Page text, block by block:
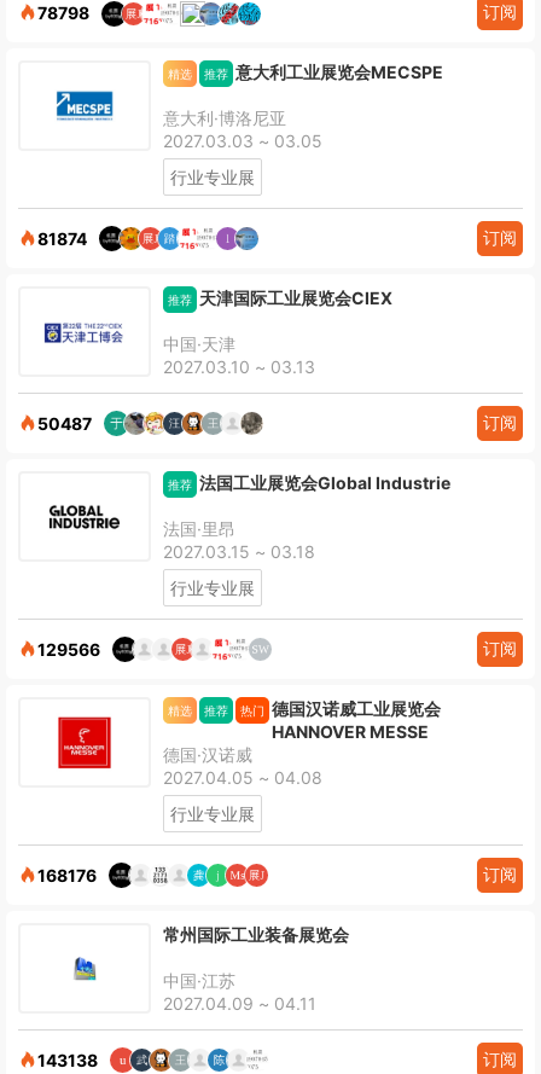
78798 订阅
精选 推荐 意大利工业展览会MECSPE
意大利·博洛尼亚
2027.03.03 ~ 03.05
行业专业展
81874 订阅
推荐 天津国际工业展览会CIEX
中国·天津
2027.03.10 ~ 03.13
50487 订阅
推荐 法国工业展览会Global Industrie
法国·里昂
2027.03.15 ~ 03.18
行业专业展
129566 订阅
精选 推荐 热门 德国汉诺威工业展览会
HANNOVER MESSE
德国·汉诺威
2027.04.05 ~ 04.08
行业专业展
168176 订阅
常州国际工业装备展览会
中国·江苏
2027.04.09 ~ 04.11
143138 订阅